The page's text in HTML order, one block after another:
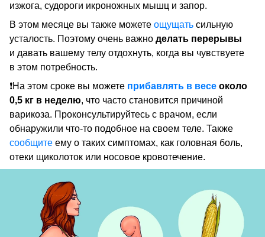
изжога, судороги икроножных мышц и запор.
В этом месяце вы также можете ощущать сильную
усталость. Поэтому очень важно делать перерывы
и давать вашему телу отдохнуть, когда вы чувствуете
в этом потребность.
❗На этом сроке вы можете прибавлять в весе около
0,5 кг в неделю, что часто становится причиной
варикоза. Проконсультируйтесь с врачом, если
обнаружили что-то подобное на своем теле. Также
сообщите ему о таких симптомах, как головная боль,
отеки щиколоток или носовое кровотечение.